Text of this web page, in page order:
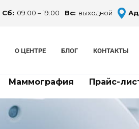
Сб: 09:00 – 19:00 Вс: выходной
О ЦЕНТРЕ БЛОГ КОНТАКТЫ
Маммография Прайс-